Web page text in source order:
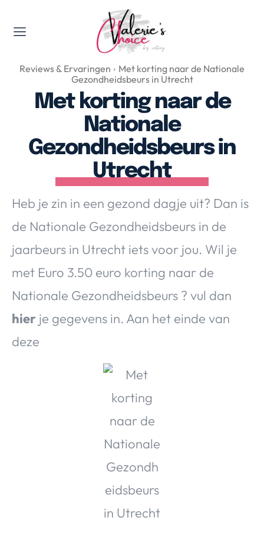
Valerie's Topics
Travel & Culture
Food & Drinks
Happyness & Opmerkelijk
Lifestyle, Sport & Duurzaamheid
Gadgets & Tech
Top 5 van Valerie
Health & Beauty
Huis & Tuin
Nieuws & Media
Over Valerie
Over Valerie
De Top 5
VALERIE'S CHOICE
Health & Beauty Gadgets
Travel
Lifestyle
Reviews & Ervaringen
Met korting naar de Nationale
Gezondheidsbeurs in Utrecht
Met korting naar de
Nationale
Gezondheidsbeurs in
Utrecht
Heb je zin in een gezond dagje uit? Dan is
de Nationale Gezondheidsbeurs in de
jaarbeurs in Utrecht iets voor jou. Wil je
met Euro 3.50 euro korting naar de
Nationale Gezondheidsbeurs ? vul dan
hier je gegevens in. Aan het einde van
deze